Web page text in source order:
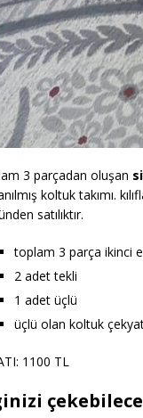
3 parçadan oluşan
koltuk takımı.
satılıktır.
toplam 3 parça ikinci
2 adet tekli
1 adet üçlü
üçlü olan koltuk
1100 TL